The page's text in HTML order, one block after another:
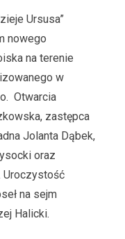
Ursusa”
nowego
na terenie
w
Otwarcia
zastępca
Jolanta Dąbek,
oraz
Uroczystość
na sejm
Halicki.